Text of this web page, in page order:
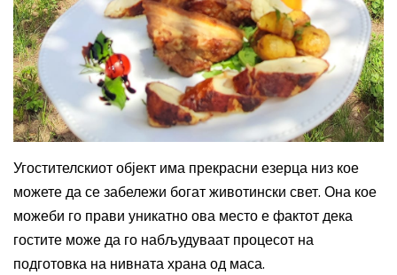
Угостителскиот објект има прекрасни езерца низ кое
можете да се забележи богат животински свет. Она кое
можеби го прави уникатно ова место е фактот дека
гостите може да го набљудуваат процесот на
подготовка на нивната храна од маса.